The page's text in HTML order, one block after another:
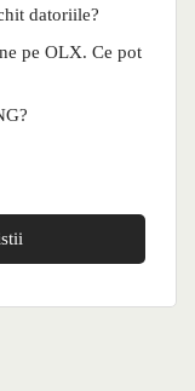
datoriile?
pe OLX. Ce pot